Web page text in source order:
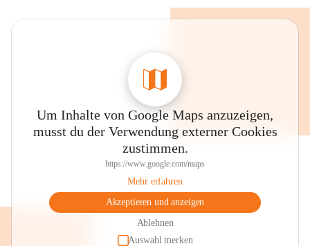
Um Inhalte von Google Maps anzuzeigen,
musst du der Verwendung externer Cookies
zustimmen.
https://www.google.com/maps
Mehr erfahren
Akzeptieren und anzeigen
Ablehnen
Auswahl merken